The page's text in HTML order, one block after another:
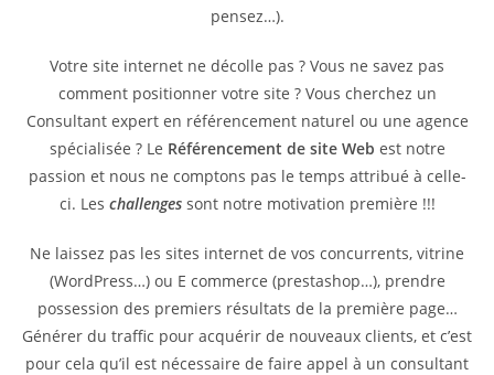
pensez…).
Votre site internet ne décolle pas ? Vous ne savez pas
comment positionner votre site ? Vous cherchez un
Consultant expert en référencement naturel ou une agence
spécialisée ? Le Référencement de site Web est notre
passion et nous ne comptons pas le temps attribué à celle-
ci. Les challengessont notre motivation première !!!
Ne laissez pas les sites internet de vos concurrents, vitrine
(WordPress…) ou E commerce (prestashop…), prendre
possession des premiers résultats de la première page…
Générer du traffic pour acquérir de nouveaux clients, et c’est
pour cela qu’il est nécessaire de faire appel à un consultant